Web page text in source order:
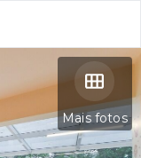
Mais fotos